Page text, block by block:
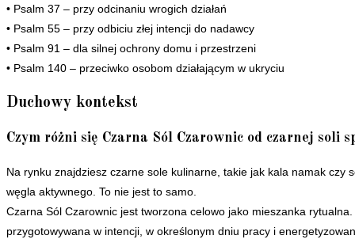
• Psalm 37 – przy odcinaniu wrogich działań
• Psalm 55 – przy odbiciu złej intencji do nadawcy
• Psalm 91 – dla silnej ochrony domu i przestrzeni
• Psalm 140 – przeciwko osobom działającym w ukryciu
Duchowy kontekst
Czym różni się Czarna Sól Czarownic od czarnej soli
Na rynku znajdziesz czarne sole kulinarne, takie jak kala namak czy
węgla aktywnego. To nie jest to samo.
Czarna Sól Czarownic jest tworzona celowo jako mieszanka
przygotowywana w intencji, w określonym dniu pracy i